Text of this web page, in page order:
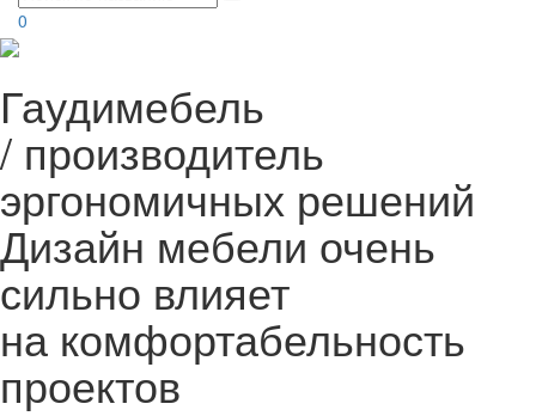
0
Гаудимебель
/ производитель
эргономичных решений
Дизайн мебели очень
сильно влияет
на комфортабельность
проектов